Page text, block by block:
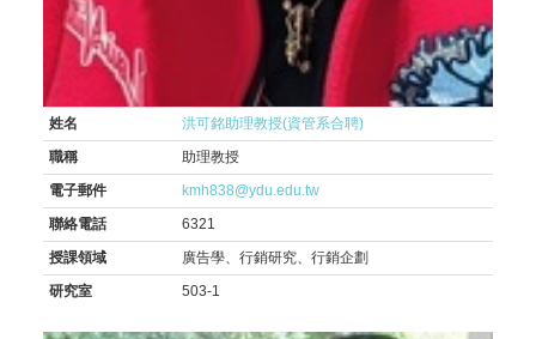
姓名
洪可銘助理教授(資管系合聘)
職稱
助理教授
電子郵件
kmh838@ydu.edu.tw
聯絡電話
6321
授課領域
廣告學、行銷研究、行銷企劃
研究室
503-1